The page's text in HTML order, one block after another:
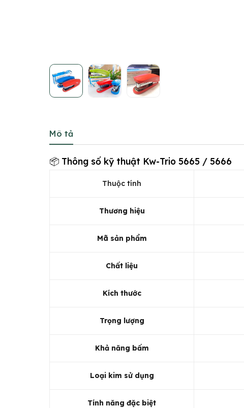
Mô tả
📦 Thông số kỹ thuật Kw-Trio 5665 / 5666
Thuộc tính
Thương hiệu
Mã sản phẩm
Chất liệu
Kích thước
Trọng lượng
Khả năng bấm
Loại kim sử dụng
Tính năng đặc biệt